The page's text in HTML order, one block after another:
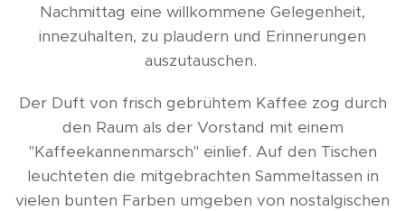
Nachmittag eine willkommene Gelegenheit,
innezuhalten, zu plaudern und Erinnerungen
auszutauschen.
Der Duft von frisch gebrühtem Kaffee zog durch
den Raum als der Vorstand mit einem
"Kaffeekannenmarsch" einlief. Auf den Tischen
leuchteten die mitgebrachten Sammeltassen in
vielen bunten Farben umgeben von nostalgischen